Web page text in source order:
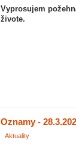
Vyprosujem
živote.
Oznamy -
Aktuality